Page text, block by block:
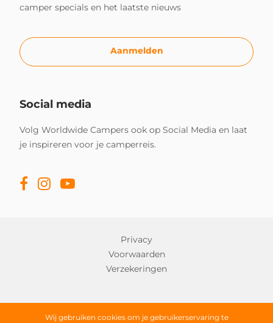
Wij gebruiken cookies om je gebruikerservaring te
camper specials en het laatste nieuws
Aanmelden
Social media
Volg Worldwide Campers ook op Social Media en laat
je inspireren voor je camperreis.
Privacy
Voorwaarden
Verzekeringen
Copyright © 2026 Worldwide Campers